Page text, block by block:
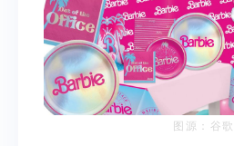
图源：谷歌